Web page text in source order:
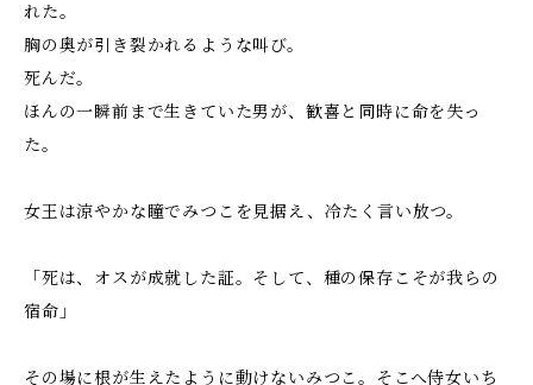
れた。
胸の奥が引き裂かれるような叫び。
死んだ。
ほんの一瞬前まで生きていた男が、歓喜と同時に命を失っ
た。
女王は涼やかな瞳でみつこを見据え、冷たく言い放つ。
「死は、オスが成就した証。そして、種の保存こそが我らの
宿命」
その場に根が生えたように動けないみつこ。そこへ侍女いち